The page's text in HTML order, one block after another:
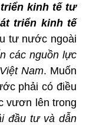
kinh tế tư
triển kinh tế
tư nước ngoài
các nguồn lực
Nam. Muốn
phải có điều
vươn lên trong
đầu tư và dẫn